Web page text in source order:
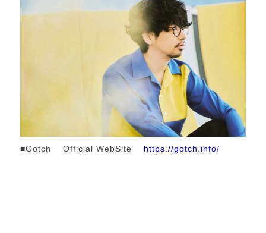
■Gotch Official WebSite https://gotch.info/